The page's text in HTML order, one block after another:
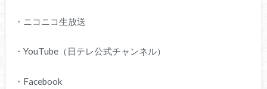
・ニコニコ生放送
・YouTube（日テレ公式チャンネル）
・Facebook